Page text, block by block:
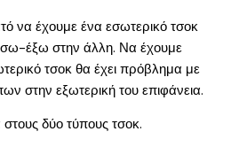
να έχουμε ένα εσωτερικό τσοκ
έξω στην άλλη. Να έχουμε
τσοκ θα έχει πρόβλημα με
στην εξωτερική του επιφάνεια.
δύο τύπους τσοκ.